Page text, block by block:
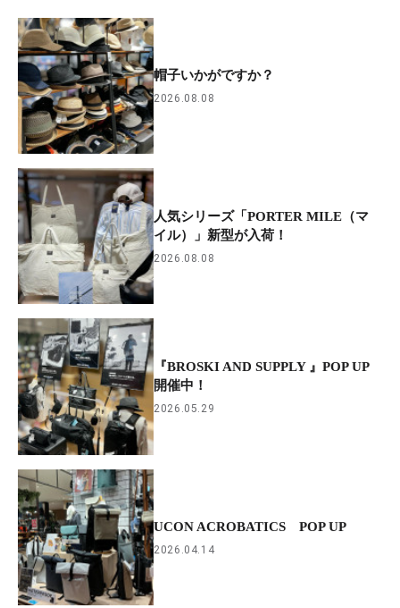
帽子いかがですか？
2026.08.08
人気シリーズ「PORTER MILE（マ
イル）」新型が入荷！
2026.08.08
『BROSKI AND SUPPLY 』POP UP
開催中！
2026.05.29
UCON ACROBATICS POP UP
2026.04.14